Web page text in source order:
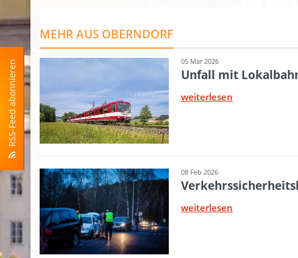
RSS-Feed abonnieren